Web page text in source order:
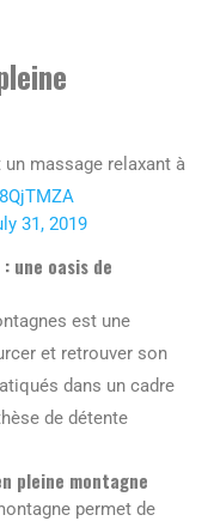
massage relaxant à
31, 2019
une oasis de
est une
et retrouver son
dans un cadre
de détente
pleine montagne
permet de